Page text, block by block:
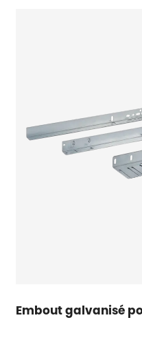
Embout galvanisé